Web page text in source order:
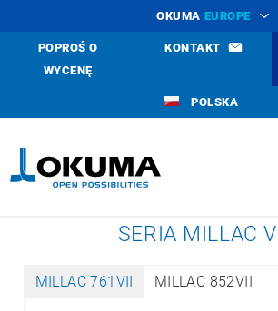
OKUMA EUROPE
POPROŚ O
WYCENĘ
KONTAKT
POLSKA
SERIA MILLAC VII
MILLAC 761VII MILLAC 852VII